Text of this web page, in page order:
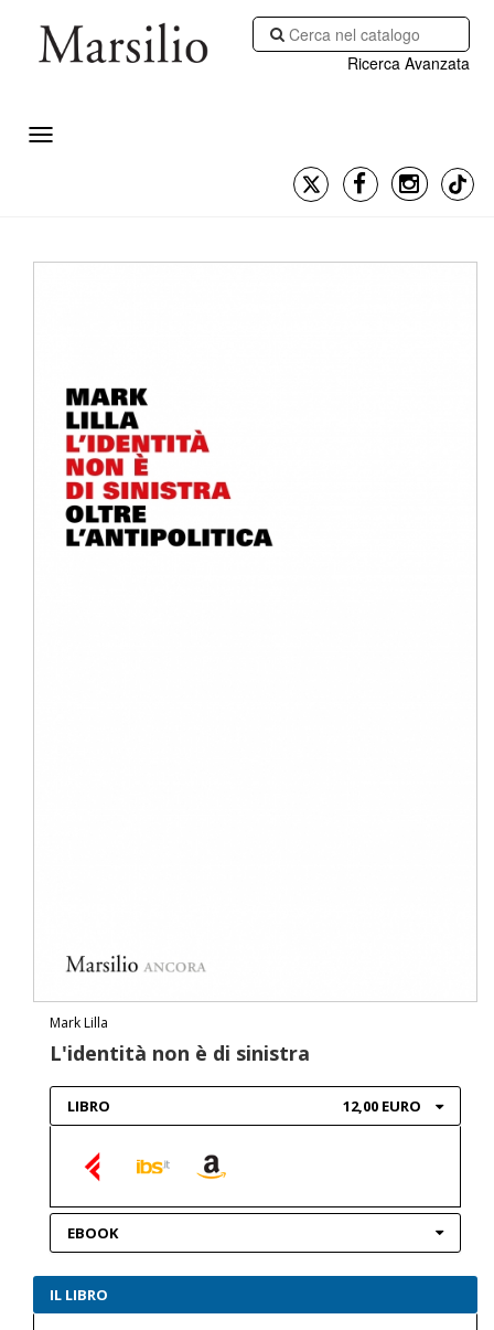
Ricerca Avanzata
Mark Lilla
L'identità non è di sinistra
LIBRO 12,00 EURO
EBOOK
IL LIBRO